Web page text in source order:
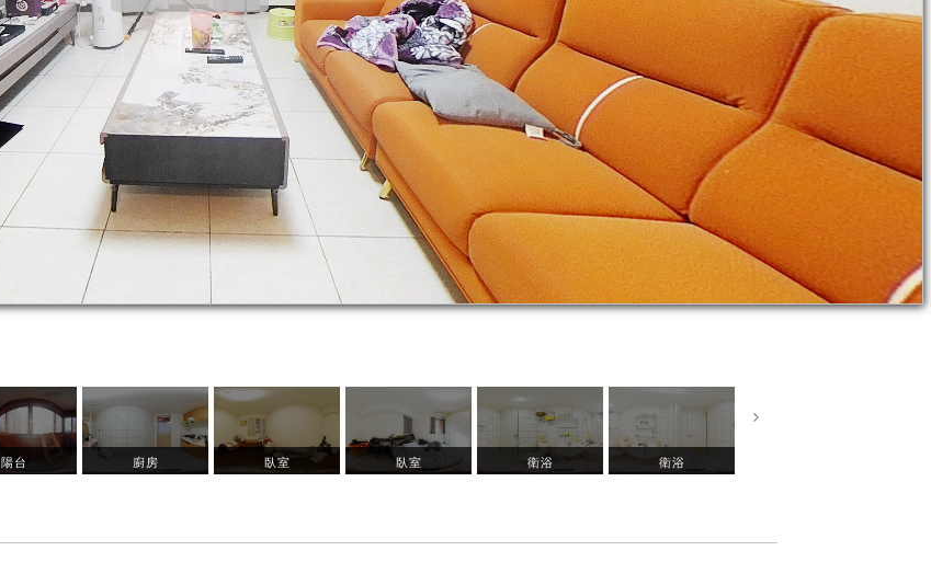
陽台 廚房 臥室 臥室 衛浴 衛浴